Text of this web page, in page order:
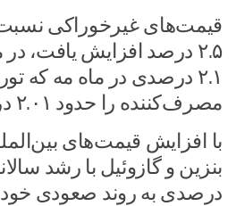
قیمت‌های غیرخوراکی
۲.۵ درصد افزایش یافت،
۲.۱ درصدی در ماه مه که
مصرف‌کننده را حدود ۲.۰۱ درصد افزایش داد.
با افزایش قیمت‌های
درصدی به روند صعودی خود